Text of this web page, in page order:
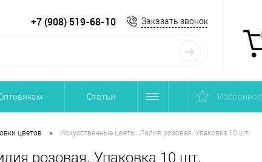
+7 (908) 519-68-10 Заказать звонок
Статьи Избранное
цветов • Искусственные цветы. Лилия розовая. Упаковка 10 шт.
розовая. Упаковка 10 шт.